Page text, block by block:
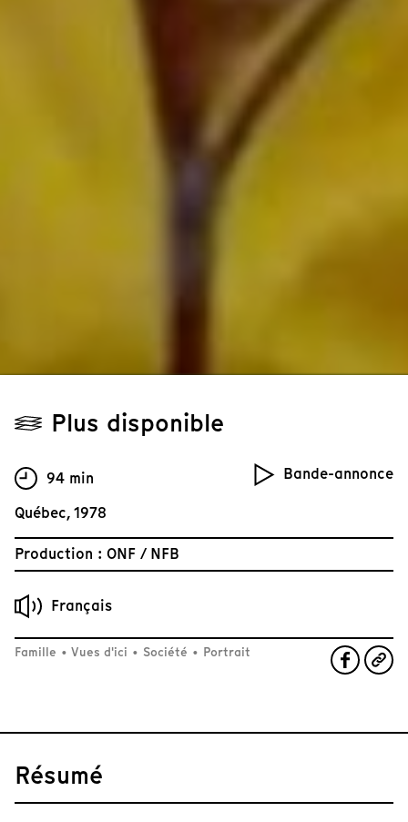
Plus disponible
Bande-annonce
94 min
Québec, 1978
Production : ONF / NFB
Français
Famille • Vues d'ici • Société • Portrait
Résumé